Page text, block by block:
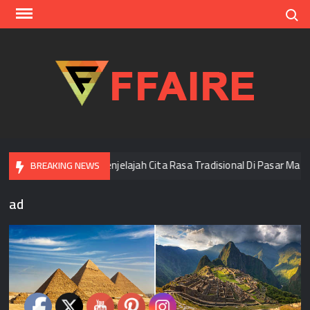
Skip
BREAKING NEWS
Bangkok Menjelajah Cita Rasa Tradisional Di Pasar
ad